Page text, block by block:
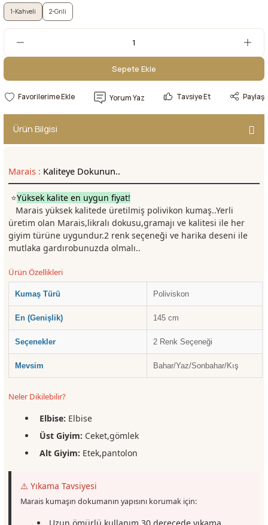
1-Kahveli 2-Grili
Sepete Ekle
Sepete Ekle
Yorum Yaz Tavsiye Et Paylaş
Ürün Bilgisi
Marais : Kaliteye Dokunun..
⭐Yüksek kalite en uygun fiyat!
Marais yüksek kalitede üretilmiş polivikon kumaş..Yerli
üretim olan Marais,likralı dokusu,gramajı ve kalitesi ile her
giyim türüne uygundur.2 renk seçeneği ve harika deseni ile
mutlaka gardırobunuzda olmalı..
Ürün Özellikleri
Kumaş Türü Poliviskon
En (Genişlik) 145 cm
Seçenekler 2 Renk Seçeneği
Mevsim Bahar/Yaz/Sonbahar/Kış
Neler Dikilebilir?
Elbise: Elbise
Üst Giyim: Ceket,gömlek
Alt Giyim: Etek,pantolon
⚠️ Yıkama Tavsiyesi
Marais kumaşın dokumanın yapısını korumak için:
Uzun ömürlü kullanım 30 derecede yıkama